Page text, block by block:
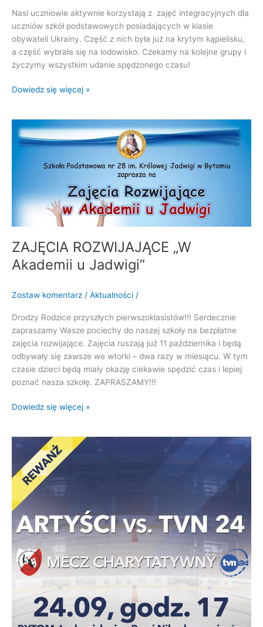
Nasi uczniowie aktywnie korzystają z zajęć integracyjnych dla
uczniów szkół podstawowych posiadających w klasie
obywateli Ukrainy. Część z nich była już na krytym kąpielisku,
a część wybrała się na lodowisko. Czekamy na kolejne grupy i
życzymy wszystkim udanie spędzonego czasu!
Dowiedz się więcej »
ZAJĘCIA ROZWIJAJĄCE „W
Akademii u Jadwigi”
Zostaw komentarz / Aktualności /
Drodzy Rodzice przyszłych pierwszoklasistów!!! Serdecznie
zapraszamy Wasze pociechy do naszej szkoły na bezpłatne
zajęcia rozwijające. Zajęcia ruszają już 11 października i będą
odbywały się zawsze we wtorki – dwa razy w miesiącu. W tym
czasie dzieci będą miały okazję ciekawie spędzić czas i lepiej
poznać nasza szkołę. ZAPRASZAMY!!!
ZAJĘCIA
ROZWIJAJĄCE
Akademii
Dowiedz się więcej »
ZAPROSZENIE
MECZ
CHARYTATYWNY